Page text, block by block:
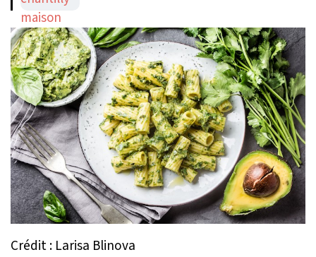
Crédit : Larisa Blinova